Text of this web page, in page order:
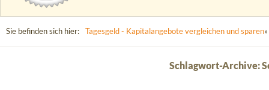
Sie befinden sich hier: Tagesgeld - Kapitalangebote vergleichen und sparen
Schlagwort-Archive: